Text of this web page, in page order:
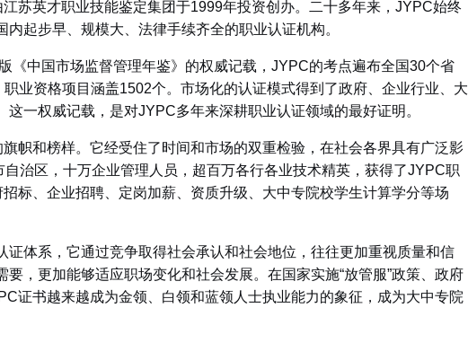
苏英才职业技能鉴定集团于1999年投资创办。二十多年来，JYPC始终
内起步早、规模大、法律手续齐全的职业认证机构。
《中国市场监督管理年鉴》的权威记载，JYPC的考点遍布全国30个省
业资格项目涵盖1502个。市场化的认证模式得到了政府、企业行业、大
这一权威记载，是对JYPC多年来深耕职业认证领域的最好证明。
帜和榜样。它经受住了时间和市场的双重检验，在社会各界具有广泛影
治区，十万企业管理人员，超百万各行各业技术精英，获得了JYPC职
标、企业招聘、定岗加薪、资质升级、大中专院校学生计算学分等场
体系，它通过竞争取得社会承认和社会地位，往往更加重视质量和信
要，更加能够适应职场变化和社会发展。在国家实施“放管服”政策、政府
证书越来越成为金领、白领和蓝领人士执业能力的象征，成为大中专院